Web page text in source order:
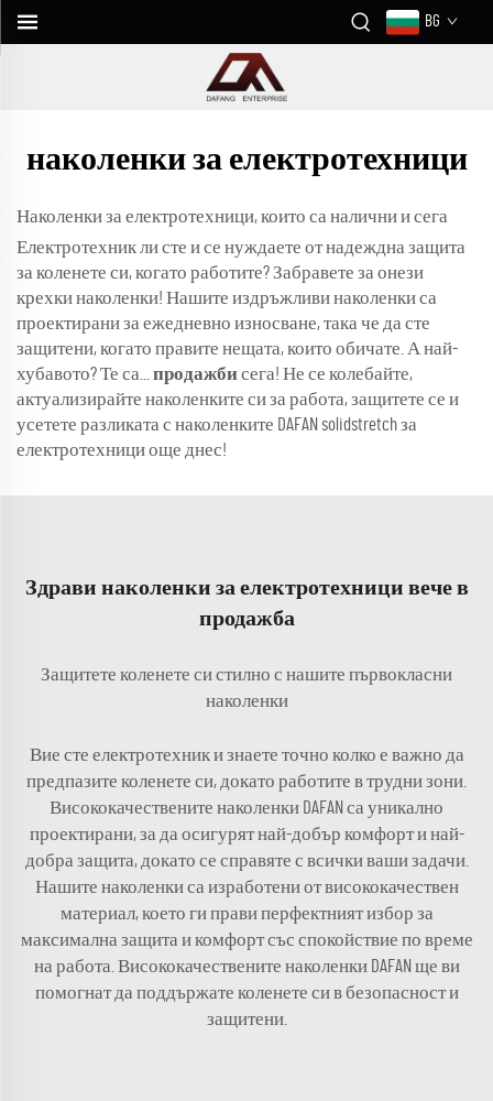
BG
наколенки за електротехници
Наколенки за електротехници, които са налични и сега
Електротехник ли сте и се нуждаете от надеждна защита
за коленете си, когато работите? Забравете за онези
крехки наколенки! Нашите издръжливи наколенки са
проектирани за ежедневно износване, така че да сте
защитени, когато правите нещата, които обичате. А най-
хубавото? Те са... продажбисега! Не се колебайте,
актуализирайте наколенките си за работа, защитете се и
усетете разликата с наколенките DAFAN solidstretch за
електротехници още днес!
Здрави наколенки за електротехници вече в
продажба
Защитете коленете си стилно с нашите първокласни
наколенки
Вие сте електротехник и знаете точно колко е важно да
предпазите коленете си, докато работите в трудни зони.
Висококачествените наколенки DAFAN са уникално
проектирани, за да осигурят най-добър комфорт и най-
добра защита, докато се справяте с всички ваши задачи.
Нашите наколенки са изработени от висококачествен
материал, което ги прави перфектният избор за
максимална защита и комфорт със спокойствие по време
на работа. Висококачествените наколенки DAFAN ще ви
помогнат да поддържате коленете си в безопасност и
защитени.